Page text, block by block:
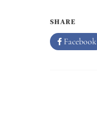
SHARE
Facebook